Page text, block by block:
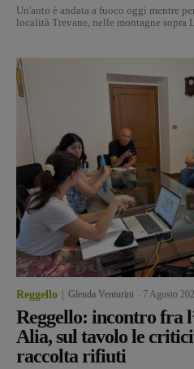
Un'auto è andata a fuoco oggi mentre
località Trevane, nelle montagne sopra
Reggello Glenda Venturini 7 Agosto
Reggello: incontro fra
Alia, sul tavolo le
raccolta rifiuti